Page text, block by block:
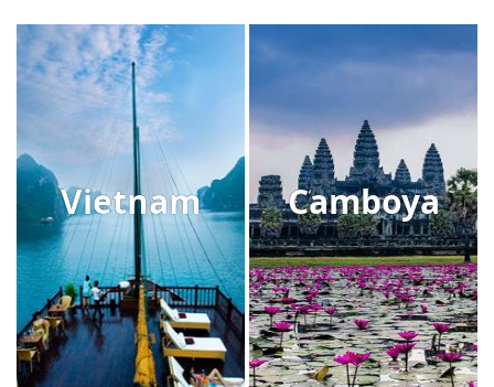
Vietnam Camboya